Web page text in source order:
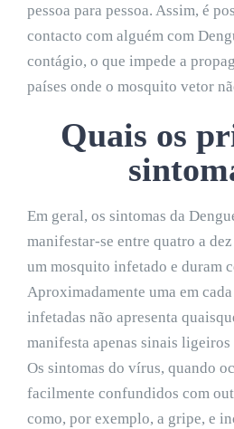
pessoa para pessoa. Assim, é
contacto com alguém com
contágio, o que impede a
países onde o mosquito vetor
Quais os
Em geral, os sintomas da
manifestar-se entre quatro a
um mosquito infetado e duram
Aproximadamente uma em
infetadas não apresenta
manifesta apenas sinais
Os sintomas do vírus, quando
facilmente confundidos com
como, por exemplo, a gripe, e